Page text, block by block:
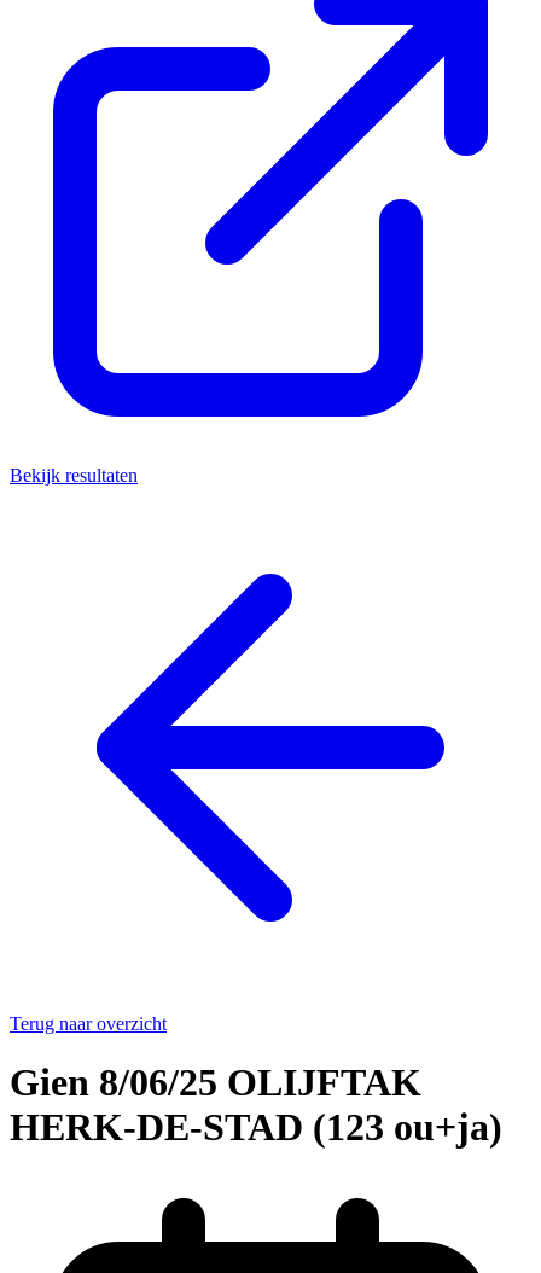
Bekijk resultaten
Terug naar overzicht
Gien 8/06/25 OLIJFTAK
HERK-DE-STAD (123 ou+ja)